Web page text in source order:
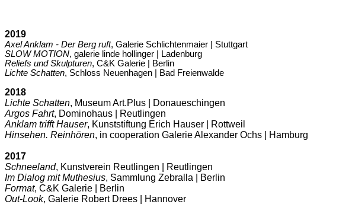
2019
Axel Anklam - Der Berg ruft, Galerie Schlichtenmaier | Stuttgart
SLOW MOTION, galerie linde hollinger | Ladenburg
Reliefs und Skulpturen, C&K Galerie | Berlin
Lichte Schatten, Schloss Neuenhagen | Bad Freienwalde
2018
Lichte Schatten, Museum Art.Plus | Donaueschingen
Argos Fahrt, Dominohaus
Reutlingen
Anklam trifft Hauser, Kunststiftung Erich Hauser
Rottweil
Hinsehen. Reinhören, in cooperation Galerie Alexander Ochs | Hamburg
2017
Schneeland, Kunstverein Reutlingen | Reutlingen
Im Dialog mit Muthesius, Sammlung Zebralla | Berlin
Format, C&K Galerie | Berlin
Out-Look, Galerie Robert Drees | Hannover